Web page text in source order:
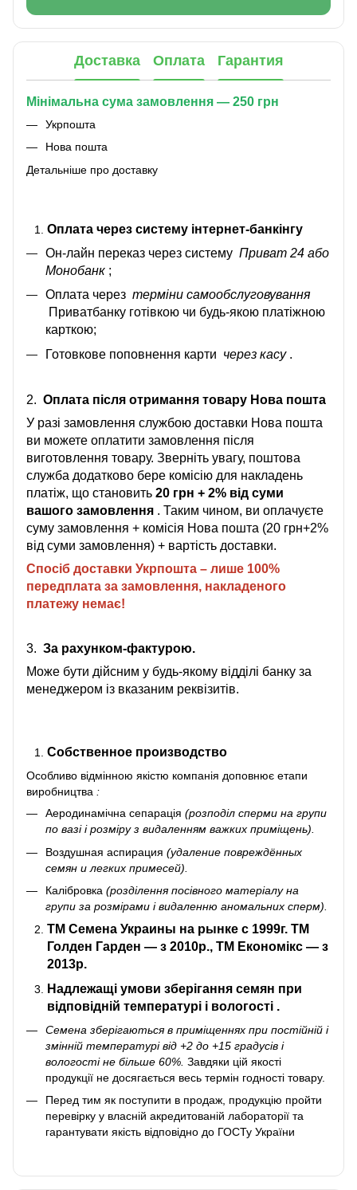
Доставка Оплата Гарантия
Мінімальна сума замовлення — 250 грн
Укрпошта
Нова пошта
Детальніше про доставку
Оплата через систему інтернет-банкінгу
Он-лайн переказ через систему Приват 24 або
Монобанк ;
Оплата через терміни самообслуговування
Приватбанку готівкою чи будь-якою платіжною
карткою;
Готовкове поповнення карти через касу.
2. Оплата після отримання товару Нова пошта
У разі замовлення службою доставки Нова пошта
ви можете оплатити замовлення після
виготовлення товару. Зверніть увагу, поштова
служба додатково бере комісію для накладень
платіж, що становить 20 грн + 2% від суми
вашого замовлення . Таким чином, ви оплачуєте
суму замовлення + комісія Нова пошта (20 грн+2%
від суми замовлення) + вартість доставки.
Спосіб доставки Укрпошта – лише 100%
передплата за замовлення, накладеного
платежу немає!
3. За рахунком-фактурою.
Може бути дійсним у будь-якому відділі банку за
менеджером із вказаним реквізитів.
Собственное производство
Особливо відмінною якістю компанія доповнює етапи
виробництва :
Аеродинамічна сепарація (розподіл сперми на групи
по вазі і розміру з видаленням важких приміщень).
Воздушная аспирация (удаление повреждённых
семян и легких примесей).
Калібровка (розділення посівного матеріалу на
групи за розмірами і видаленню аномальних сперм).
ТМ Семена Украины на рынке с 1999г. ТМ
Голден Гарден — з 2010р., ТМ Економікс — з
2013р.
Надлежащі умови зберігання семян при
відповідній температурі і вологості .
Семена зберігаються в приміщеннях при постійній і
змінній температурі від +2 до +15 градусів і
вологості не більше 60%. Завдяки цій якості
продукції не досягається весь термін годності товару.
Перед тим як поступити в продаж, продукцію пройти
перевірку у власній акредитованій лабораторії та
гарантувати якість відповідно до ГОСТу України